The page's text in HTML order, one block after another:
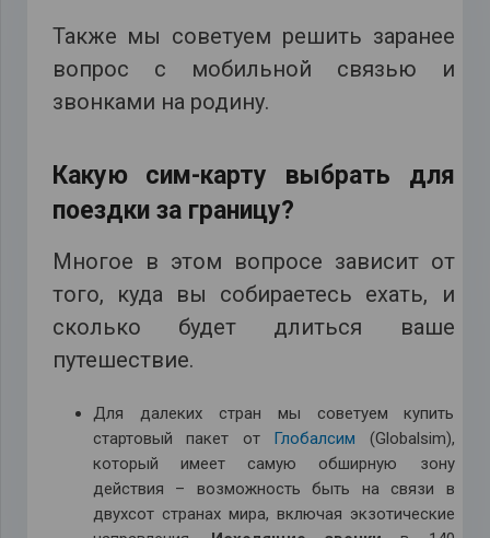
Также мы советуем решить заранее
вопрос с мобильной связью и
звонками на родину.
Какую сим-карту выбрать для
поездки за границу?
Многое в этом вопросе зависит от
того, куда вы собираетесь ехать, и
сколько будет длиться ваше
путешествие.
Для далеких стран мы советуем купить
стартовый пакет от Глобалсим (Globalsim),
который имеет самую обширную зону
действия – возможность быть на связи в
двухсот странах мира, включая экзотические